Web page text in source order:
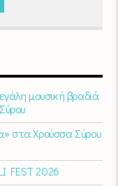
μουσική βραδιά
στα Χρούσσα Σύρου
FEST 2026